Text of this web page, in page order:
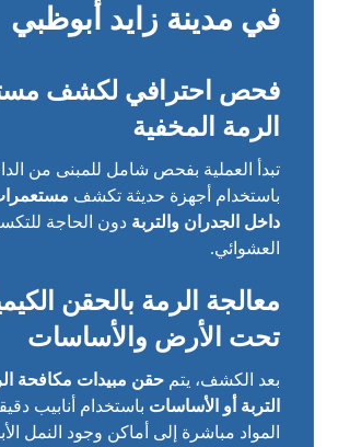
في مدينة زايد أبوظبي
فحص احترافي لكشف
الرمة المخفية
تبدأ العملية بفحص شامل للمبنى من
باستخدام أجهزة حديثة تكشف
داخل الجدران والتربة دون الحاجة
العشوائي.
معالجة الرمة بالحقن
تحت الأرض والأساسات
بعد الكشف، يتمحقن مبيدات مكافحة
التربة أو الأساسات باستخدام أنابيب
المواد مباشرة إلى أماكن وجود النمل